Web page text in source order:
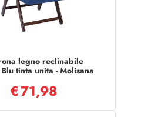
legno reclinabile
tinta unita - Molisana
€71,98